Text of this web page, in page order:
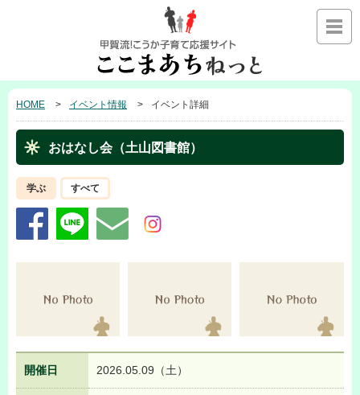
HOME イベント情報 イベント詳細
おはなし会（土山図書館）
学ぶ すべて
開催日 2026.05.09（土）